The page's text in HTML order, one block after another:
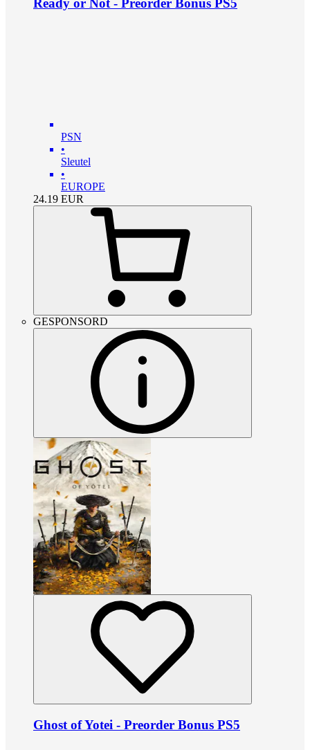
Ready or Not - Preorder Bonus PS5
PSN
•
Sleutel
•
EUROPE
24.19 EUR
GESPONSORD
Ghost of Yotei - Preorder Bonus PS5